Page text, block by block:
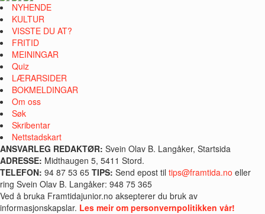
NYHENDE
KULTUR
VISSTE DU AT?
FRITID
MEININGAR
Quiz
LÆRARSIDER
BOKMELDINGAR
Om oss
Søk
Skribentar
Nettstadskart
ANSVARLEG REDAKTØR: Svein Olav B. Langåker, Startsida
ADRESSE: Midthaugen 5, 5411 Stord.
TELEFON: 94 87 53 65 TIPS: Send epost til tips@framtida.no eller
ring Svein Olav B. Langåker: 948 75 365
Ved å bruka Framtidajunior.no aksepterer du bruk av
informasjonskapslar. Les meir om personvernpolitikken vår!